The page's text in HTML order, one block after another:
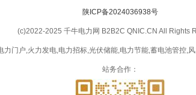
陕ICP备2024036938号
(c)2022-2025 千牛电力网 B2B2C QNIC.CN All Rights
力门户,火力发电,电力招标,光伏储能,电力节能,蓄电池管控,
站务合作：